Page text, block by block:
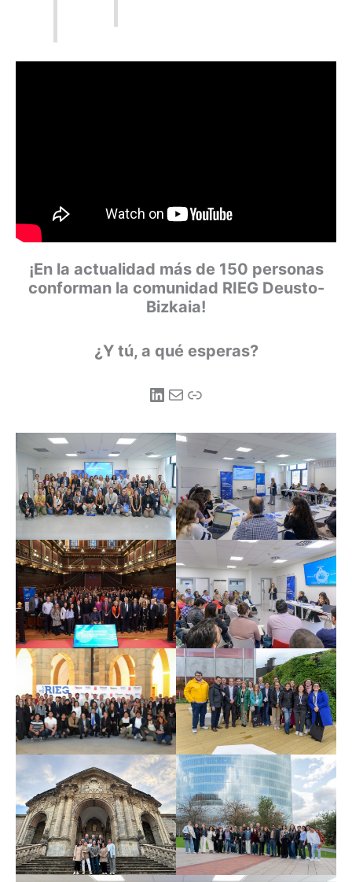
¡En la actualidad más de 150 personas
conforman la comunidad RIEG Deusto-
Bizkaia!
¿Y tú, a qué esperas?